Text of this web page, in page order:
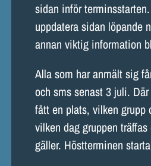
sidan inför
uppdatera sidan löpande
annan viktig information
Alla som har anmält sig
och sms senast 3 juli.
fått en plats, vilken grupp
vilken dag gruppen
gäller. Höstterminen